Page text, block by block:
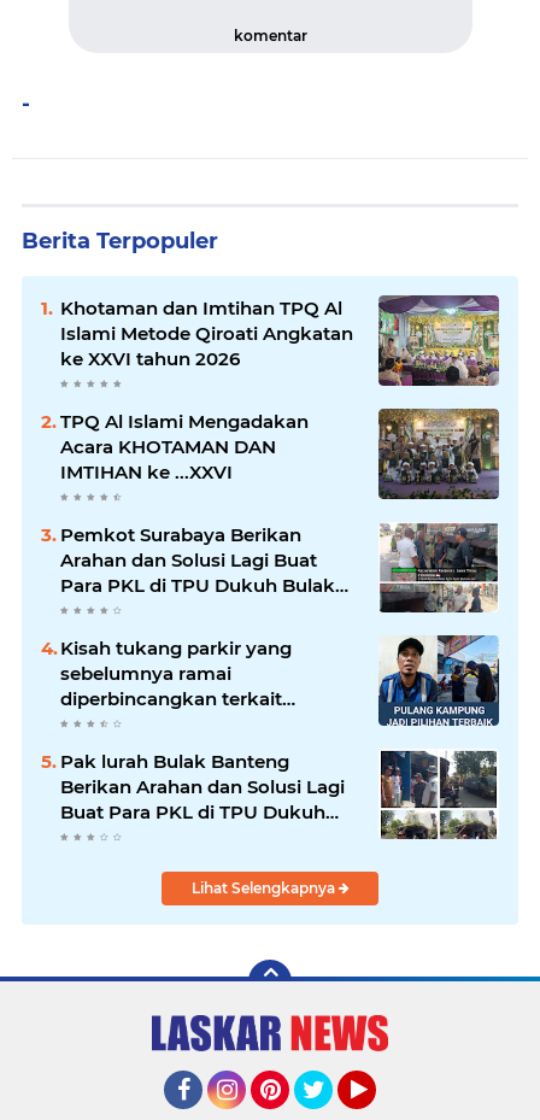
komentar
-
Berita Terpopuler
Khotaman dan Imtihan TPQ Al
Islami Metode Qiroati Angkatan
ke XXVI tahun 2026
TPQ Al Islami Mengadakan
Acara KHOTAMAN DAN
IMTIHAN ke ...XXVI
Pemkot Surabaya Berikan
Arahan dan Solusi Lagi Buat
Para PKL di TPU Dukuh Bulak
Banteng Surabaya
Kisah tukang parkir yang
sebelumnya ramai
diperbincangkan terkait
persoalan parkir gratis di
sebuah minimarket di Bekasi
kini memasuki babak baru.
Pak lurah Bulak Banteng
Berikan Arahan dan Solusi Lagi
Buat Para PKL di TPU Dukuh
Bulak Banteng Surabaya
Lihat Selengkapnya